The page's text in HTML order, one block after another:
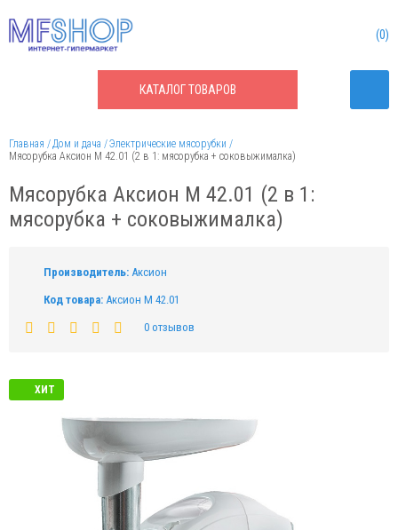
КАТАЛОГТОВАРОВ
0
Главная Дом и дача
Электрические мясорубки
Мясорубка Аксион М 42.01 (2 в 1: мясорубка + соковыжималка)
Мясорубка Аксион М 42.01 (2 в 1:
мясорубка + соковыжималка)
Производитель: Аксион
Код товара: Аксион М 42.01
0 отзывов
ХИТ